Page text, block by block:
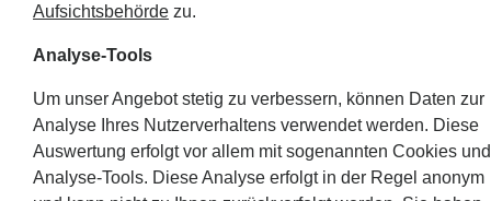
Aufsichtsbehörde zu.
Analyse-Tools
Um unser Angebot stetig zu verbessern, können Daten zur
Analyse Ihres Nutzerverhaltens verwendet werden. Diese
Auswertung erfolgt vor allem mit sogenannten Cookies und
Analyse-Tools. Diese Analyse erfolgt in der Regel anonym